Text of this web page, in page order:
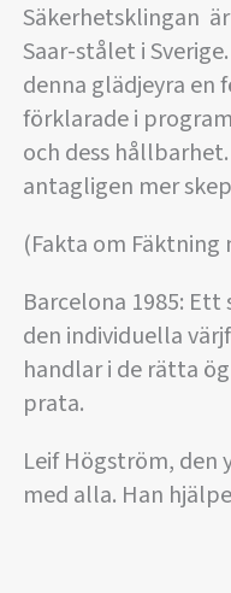
Säkerhetsklingan
Saar-stålet i
denna glädjeyra en
förklarade i
och dess
antagligen mer
(Fakta om Fäktning
Barcelona 1985:
den individuella
handlar i de rätta
prata.
Leif Högström, den
med alla. Han